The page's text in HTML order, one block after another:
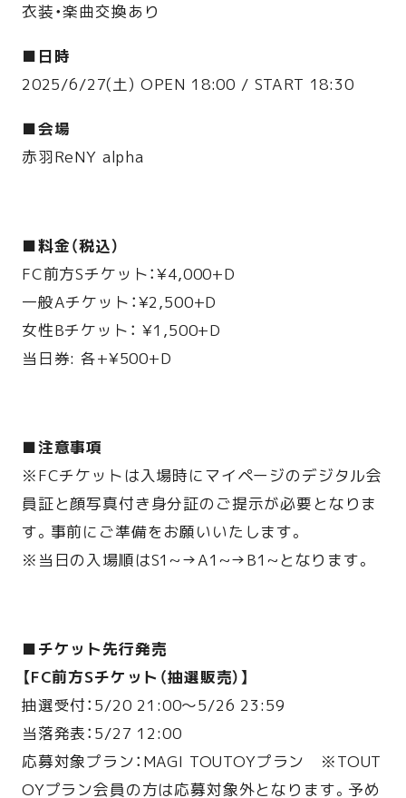
衣装・楽曲交換あり
■日時
2025/6/27(土) OPEN 18:00 / START 18:30
■会場
赤羽ReNY alpha
■料金（税込）
FC前方Sチケット：¥4,000+D
一般Aチケット：¥2,500+D
女性Bチケット： ¥1,500+D
当日券: 各+¥500+D
■注意事項
※FCチケットは入場時にマイページのデジタル会
員証と顔写真付き身分証のご提示が必要となりま
す。事前にご準備をお願いいたします。
※当日の入場順はS1~→A1~→B1~となります。
■チケット先行発売
【FC前方Sチケット（抽選販売）】
抽選受付：5/20 21:00〜5/26 23:59
当落発表：5/27 12:00
応募対象プラン：MAGI TOUTOYプラン ※TOUT
OYプラン会員の方は応募対象外となります。予め